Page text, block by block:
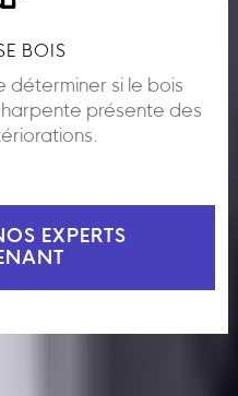
BOIS
déterminer si le bois
présente des
EXPERTS